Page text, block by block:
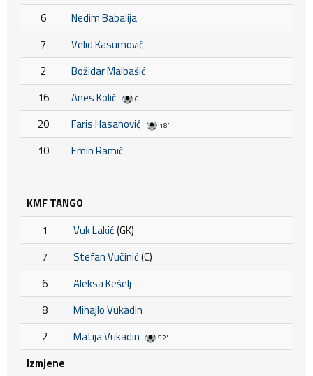
6
Nedim Babalija
7
Velid Kasumović
2
Božidar Malbašić
16
Anes Kolić 6'
20 Faris Hasanović 18'
10 Emin Ramić
KMF TANGO
1
Vuk Lakić(GK)
7
Stefan Vučinić(C)
6
Aleksa Kešelj
8
Mihajlo Vukadin
2
Matija Vukadin 52'
Izmjene